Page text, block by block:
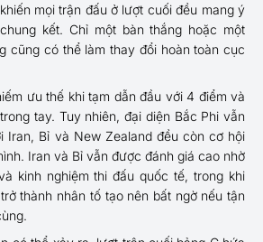
mọi trận đấu ở lượt cuối đều mang ý
kết. Chỉ một bàn thắng hoặc một
cũng có thể làm thay đổi hoàn toàn cục
ưu thế khi tạm dẫn đầu với 4 điểm và
tay. Tuy nhiên, đại diện Bắc Phi vẫn
Iran, Bỉ và New Zealand đều còn cơ hội
Iran và Bỉ vẫn được đánh giá cao nhờ
kinh nghiệm thi đấu quốc tế, trong khi
thành nhân tố tạo nên bất ngờ nếu tận